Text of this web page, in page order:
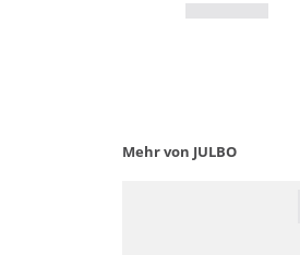
Mehr von JULBO